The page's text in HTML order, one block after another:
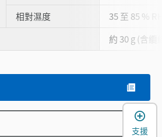
相對濕度
35 至 85 %
約 30 g (含纜
支援